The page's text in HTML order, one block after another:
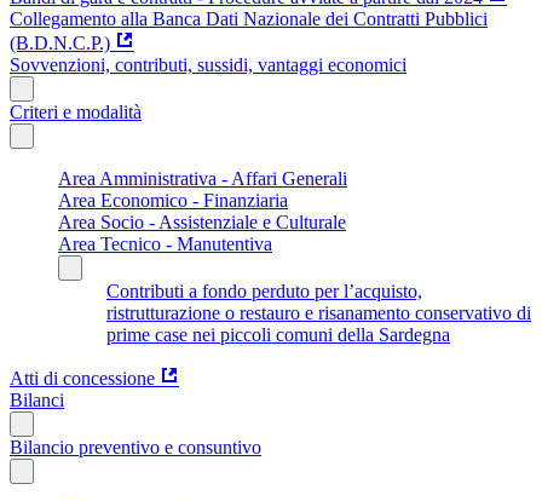
Collegamento alla Banca Dati Nazionale dei Contratti Pubblici
(B.D.N.C.P.)
Sovvenzioni, contributi, sussidi, vantaggi economici
Criteri e modalità
Area Amministrativa - Affari Generali
Area Economico - Finanziaria
Area Socio - Assistenziale e Culturale
Area Tecnico - Manutentiva
Contributi a fondo perduto per l’acquisto,
ristrutturazione o restauro e risanamento conservativo di
prime case nei piccoli comuni della Sardegna
Atti di concessione
Bilanci
Bilancio preventivo e consuntivo